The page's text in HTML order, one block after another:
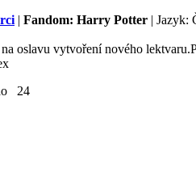
| Fandom: Harry Potter | Jazyk:
oslavu vytvoření nového
24